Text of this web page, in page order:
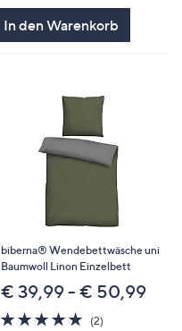
In den Warenkorb
biberna® Wendebettwäsche uni
Baumwoll Linon Einzelbett
€ 39,99 - € 50,99
5.0
(2)2